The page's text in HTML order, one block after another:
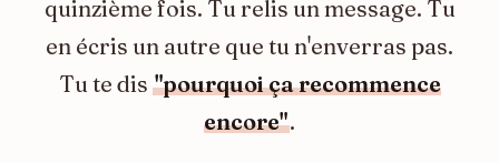
quinzième fois. Tu relis un message. Tu
en écris un autre que tu n'enverras pas.
Tu te dis "pourquoi ça recommence
encore".